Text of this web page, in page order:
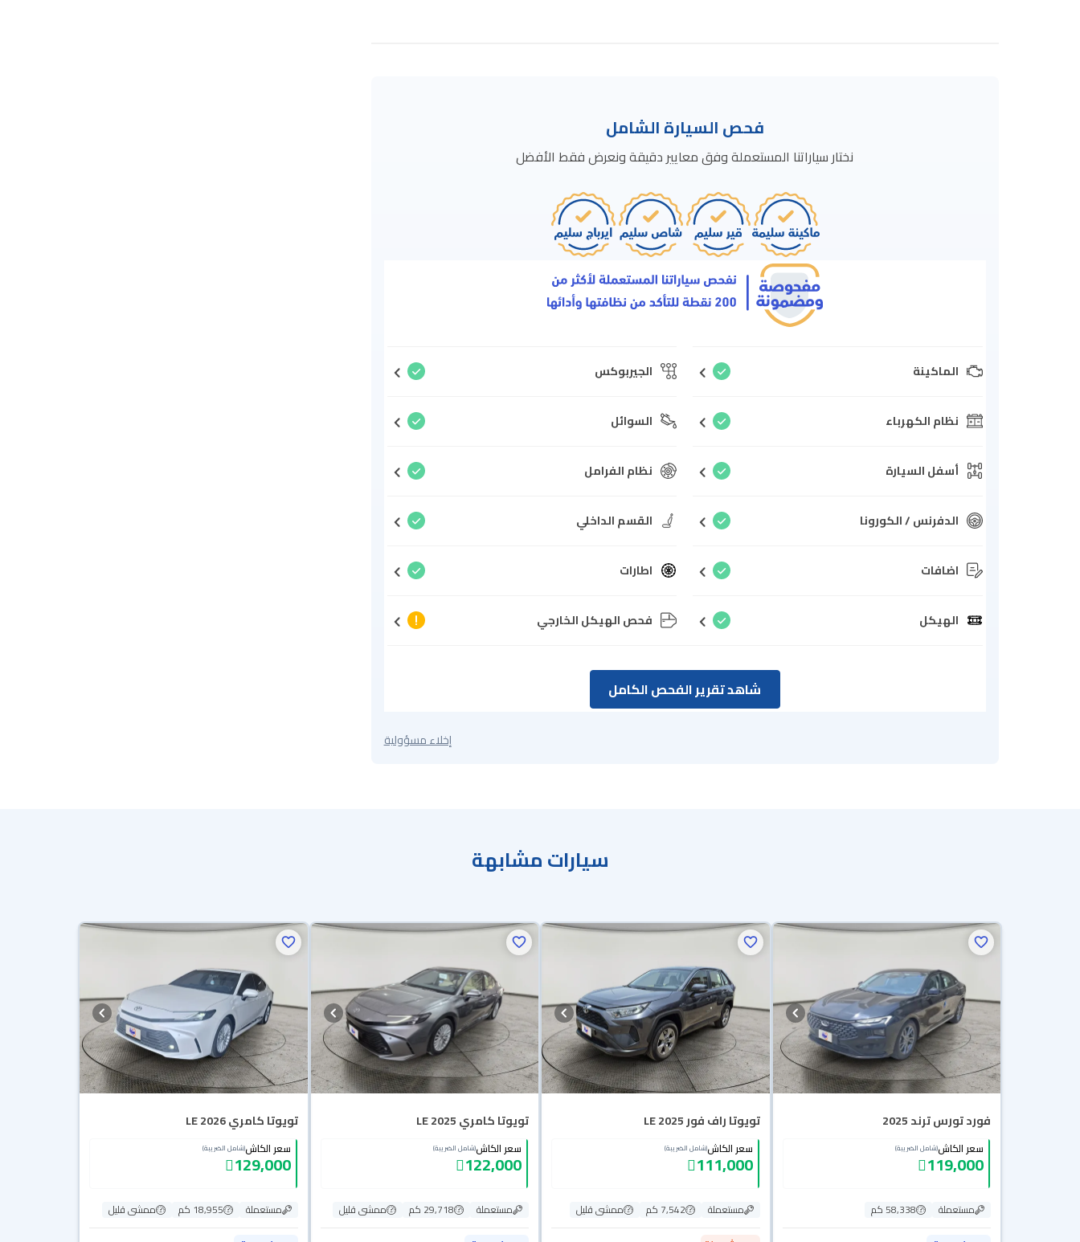
فحص السيارة الشامل
نختار سياراتنا المستعملة وفق معايير دقيقة ونعرض فقط الأفضل
الماكينة الجيربوكس
نظام الكهرباء السوائل
أسفل السيارة نظام الفرامل
الدفرنس / الكورونا القسم الداخلي
اضافات اطارات
الهيكل فحص الهيكل الخارجي
شاهد تقرير الفحص الكامل
إخلاء مسؤولية
سيارات مشابهة
فورد تورس ترند 2025
سعر الكاش(شامل الضريبة)
119,000
مستعملة
58,338 كم
تويوتا راف فور LE 2025
سعر الكاش(شامل الضريبة)
111,000
مستعملة 7,542 كم
ممشى قليل
تويوتا كامري LE 2025
سعر الكاش(شامل الضريبة)
122,000
مستعملة 29,718 كم
ممشى قليل
تويوتا كامري LE 2026
سعر الكاش(شامل الضريبة)
129,000
مستعملة 18,955 كم
ممشى قليل